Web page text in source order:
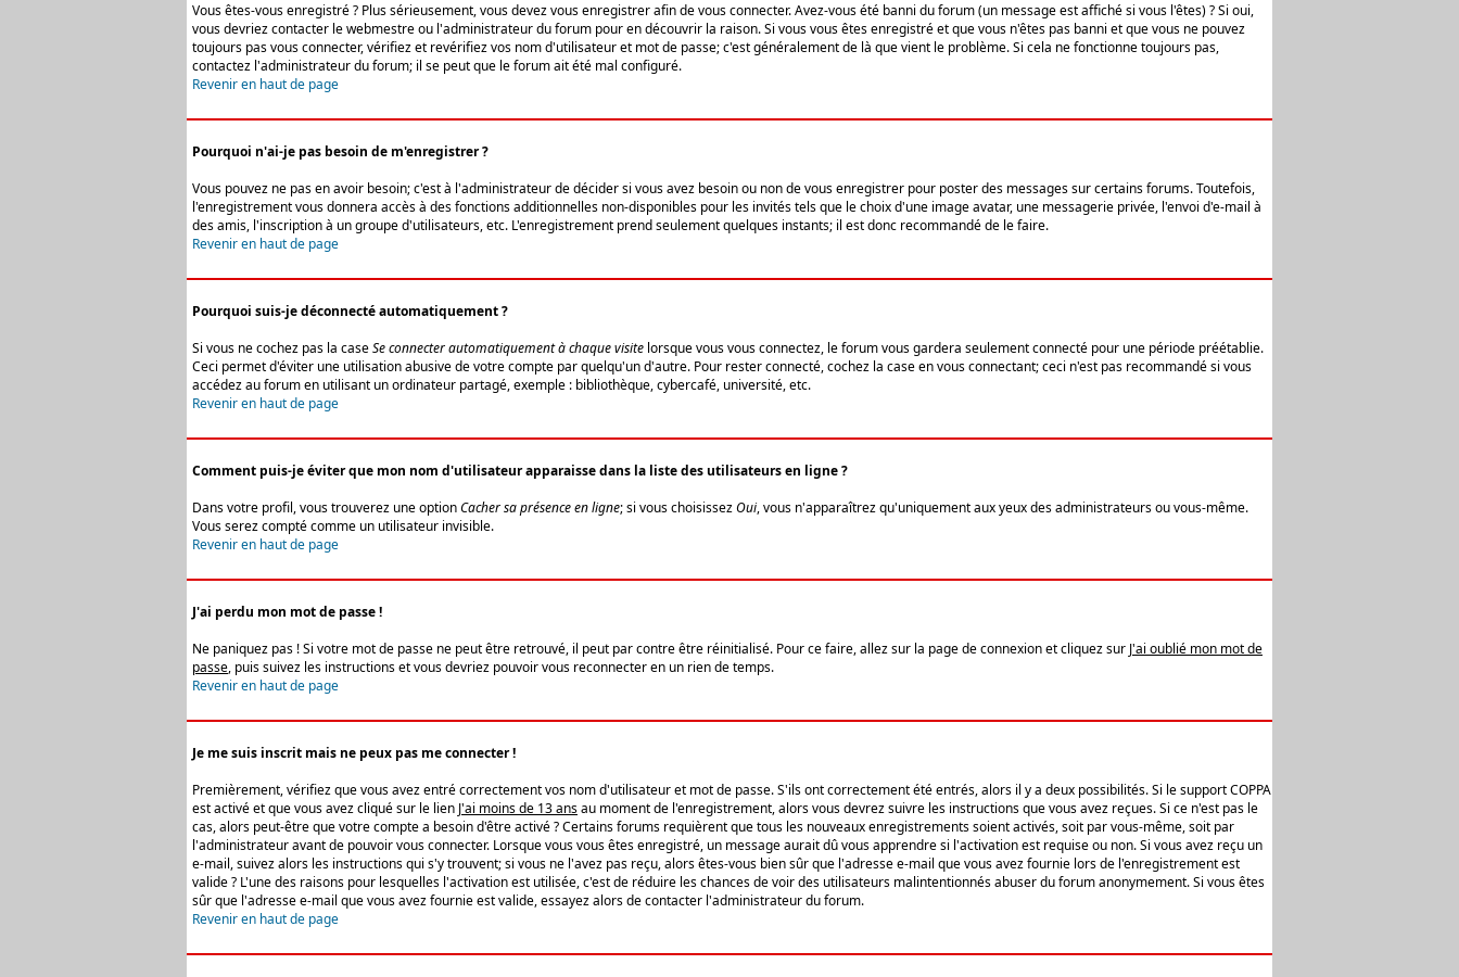
Vous êtes-vous enregistré ? Plus sérieusement, vous devez vous enregistrer afin de vous connecter. Avez-vous été banni du forum (un message est affiché si vous l'êtes) ? Si oui,
vous devriez contacter le webmestre ou l'administrateur du forum pour en découvrir la raison. Si vous vous êtes enregistré et que vous n'êtes pas banni et que vous ne pouvez
toujours pas vous connecter, vérifiez et revérifiez vos nom d'utilisateur et mot de passe; c'est généralement de là que vient le problème. Si cela ne fonctionne toujours pas,
contactez l'administrateur du forum; il se peut que le forum ait été mal configuré.
Revenir en haut de page
Pourquoi n'ai-je pas besoin de m'enregistrer ?
Vous pouvez ne pas en avoir besoin; c'est à l'administrateur de décider si vous avez besoin ou non de vous enregistrer pour poster des messages sur certains forums. Toutefois,
l'enregistrement vous donnera accès à des fonctions additionnelles non-disponibles pour les invités tels que le choix d'une image avatar, une messagerie privée, l'envoi d'e-mail à
des amis, l'inscription à un groupe d'utilisateurs, etc. L'enregistrement prend seulement quelques instants; il est donc recommandé de le faire.
Revenir en haut de page
Pourquoi suis-je déconnecté automatiquement ?
Si vous ne cochez pas la caseSe connecter automatiquement à chaque visite lorsque vous vous connectez, le forum vous gardera seulement connecté pour une période préétablie.
Ceci permet d'éviter une utilisation abusive de votre compte par quelqu'un d'autre. Pour rester connecté, cochez la case en vous connectant; ceci n'est pas recommandé si vous
accédez au forum en utilisant un ordinateur partagé, exemple : bibliothèque, cybercafé, université, etc.
Revenir en haut de page
Comment puis-je éviter que mon nom d'utilisateur apparaisse dans la liste des utilisateurs en ligne ?
Dans votre profil, vous trouverez une optionCacher sa présence en ligne; si vous choisissezOui, vous n'apparaîtrez qu'uniquement aux yeux des administrateurs ou vous-même.
Vous serez compté comme un utilisateur invisible.
Revenir en haut de page
J'ai perdu mon mot de passe !
Ne paniquez pas ! Si votre mot de passe ne peut être retrouvé, il peut par contre être réinitialisé. Pour ce faire, allez sur la page de connexion et cliquez sur J'ai oublié mon mot de
passe, puis suivez les instructions et vous devriez pouvoir vous reconnecter en un rien de temps.
Revenir en haut de page
Je me suis inscrit mais ne peux pas me connecter !
Premièrement, vérifiez que vous avez entré correctement vos nom d'utilisateur et mot de passe. S'ils ont correctement été entrés, alors il y a deux possibilités. Si le support COPPA
est activé et que vous avez cliqué sur le lien J'ai moins de 13 ansau moment de l'enregistrement, alors vous devrez suivre les instructions que vous avez reçues. Si ce n'est pas le
cas, alors peut-être que votre compte a besoin d'être activé ? Certains forums requièrent que tous les nouveaux enregistrements soient activés, soit par vous-même, soit par
l'administrateur avant de pouvoir vous connecter. Lorsque vous vous êtes enregistré, un message aurait dû vous apprendre si l'activation est requise ou non. Si vous avez reçu un
e-mail, suivez alors les instructions qui s'y trouvent; si vous ne l'avez pas reçu, alors êtes-vous bien sûr que l'adresse e-mail que vous avez fournie lors de l'enregistrement est
valide ? L'une des raisons pour lesquelles l'activation est utilisée, c'est de réduire les chances de voir des utilisateurs malintentionnés abuser du forum anonymement. Si vous êtes
sûr que l'adresse e-mail que vous avez fournie est valide, essayez alors de contacter l'administrateur du forum.
Revenir en haut de page